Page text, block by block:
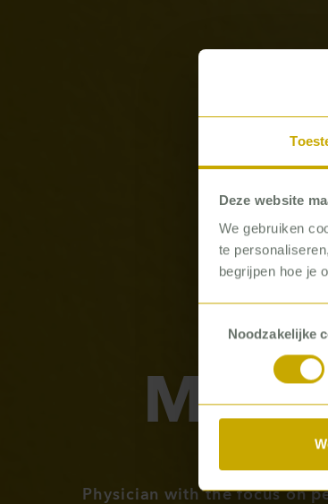
Deze website
We gebruiken
te
begrijpen hoe je
Noodzakelijke
Physician with the focus on